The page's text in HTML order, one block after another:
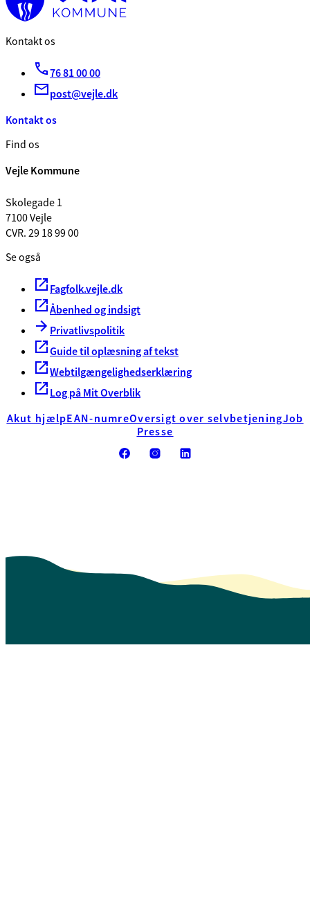
Kontakt os
76 81 00 00
post@vejle.dk
Kontakt os
Find os
Vejle Kommune
Skolegade 1
7100 Vejle
CVR. 29 18 99 00
Se også
Fagfolk.vejle.dk
Åbenhed og indsigt
Privatlivspolitik
Guide til oplæsning af tekst
Webtilgængelighedserklæring
Log på Mit Overblik
Akut hjælpEAN-numreOversigt over selvbetjeningJob
Presse